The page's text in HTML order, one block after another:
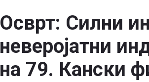
Осврт: Силни
неверојатни
на 79. Кански